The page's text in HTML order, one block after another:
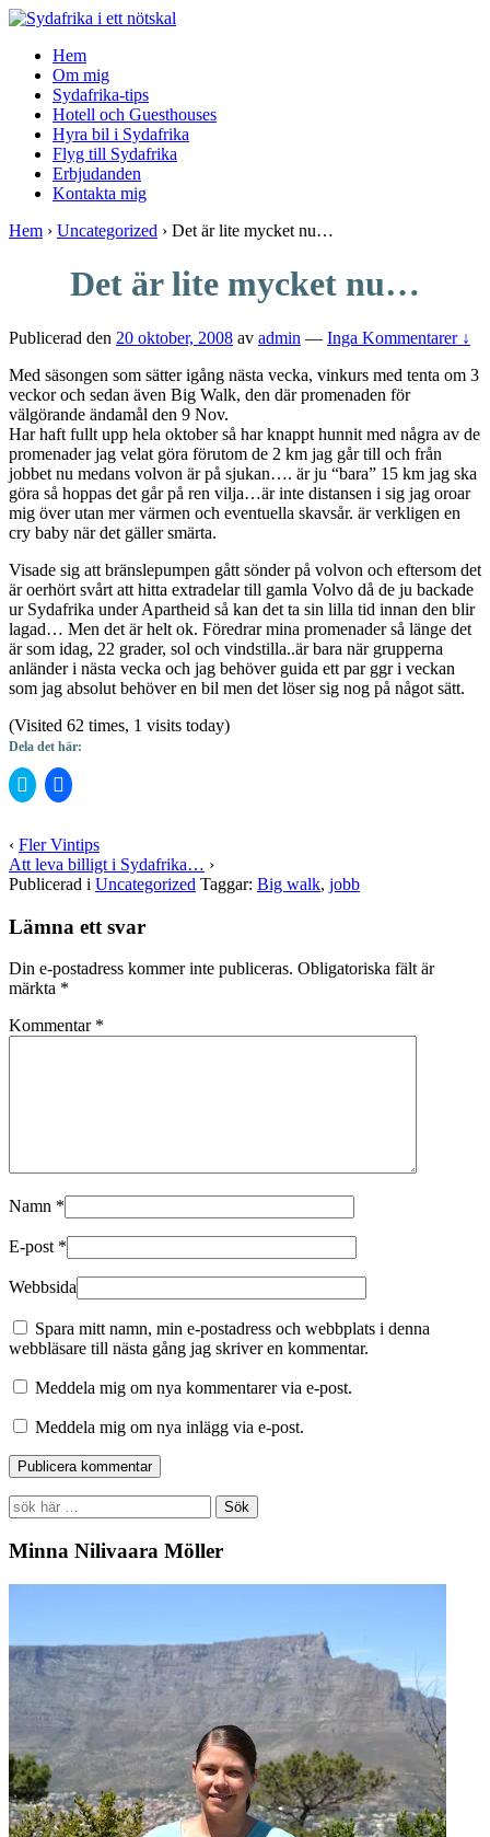
↓
Main
Content
Hem
Om mig
Sydafrika-tips
Hotell och Guesthouses
Hyra bil i Sydafrika
Flyg till Sydafrika
Erbjudanden
Kontakta mig
Hem › Uncategorized › Det är lite mycket nu…
Det är lite mycket nu…
Publicerad den 20 oktober, 2008 av admin — Inga Kommentarer ↓
Med säsongen som sätter igång nästa vecka, vinkurs med tenta om 3
veckor och sedan även Big Walk, den där promenaden för
välgörande ändamål den 9 Nov.
Har haft fullt upp hela oktober så har knappt hunnit med några av de
promenader jag velat göra förutom de 2 km jag går till och från
jobbet nu medans volvon är på sjukan…. är ju “bara” 15 km jag ska
göra så hoppas det går på ren vilja…är inte distansen i sig jag oroar
mig över utan mer värmen och eventuella skavsår. är verkligen en
cry baby när det gäller smärta.
Visade sig att bränslepumpen gått sönder på volvon och eftersom det
är oerhört svårt att hitta extradelar till gamla Volvo då de ju backade
ur Sydafrika under Apartheid så kan det ta sin lilla tid innan den blir
lagad… Men det är helt ok. Föredrar mina promenader så länge det
är som idag, 22 grader, sol och vindstilla..är bara när grupperna
anländer i nästa vecka och jag behöver guida ett par ggr i veckan
som jag absolut behöver en bil men det löser sig nog på något sätt.
(Visited 62 times, 1 visits today)
Dela det här:
Klicka
för
på
Twitter
(Öppnas
i
ett
fönster)
Klicka
för
på
Facebook
(Öppnas
i
ett
fönster)
‹ Fler Vintips
Att leva billigt i Sydafrika… ›
Publicerad i Uncategorized Taggar: Big walk, jobb
Lämna ett svar
Din e-postadress kommer inte publiceras. Obligatoriska fält är
märkta *
Kommentar *
Namn *
E-post *
Webbsida
Spara mitt namn, min e-postadress och webbplats i denna
webbläsare till nästa gång jag skriver en kommentar.
Meddela mig om nya kommentarer via e-post.
Meddela mig om nya inlägg via e-post.
Search
for:
Minna Nilivaara Möller